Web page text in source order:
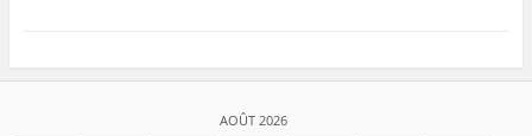
AOÛT 2026